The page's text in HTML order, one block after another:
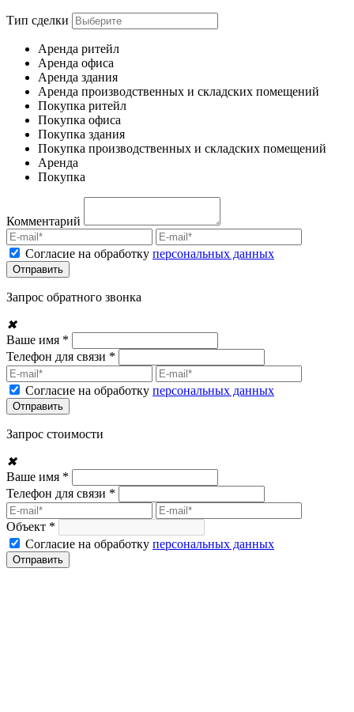
Тип сделки
Аренда ритейл
Аренда офиса
Аренда здания
Аренда производственных и складских помещений
Покупка ритейл
Покупка офиса
Покупка здания
Покупка производственных и складских помещений
Аренда
Покупка
Комментарий
Согласие на обработку персональных данных
Запрос обратного звонка
✖
Ваше имя *
Телефон для связи *
Согласие на обработку персональных данных
Запрос стоимости
✖
Ваше имя *
Телефон для связи *
Объект *
Согласие на обработку персональных данных